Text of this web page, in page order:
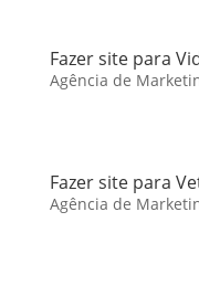
Fazer site para
Agência de
Fazer site para
Agência de